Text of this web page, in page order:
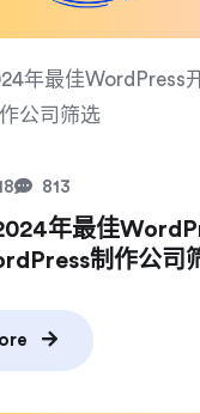
813
年最佳
制作公司